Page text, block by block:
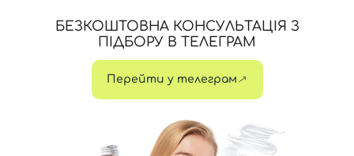
БЕЗКОШТОВНА КОНСУЛЬТАЦІЯ З
ПІДБОРУ В ТЕЛЕГРАМ
Перейти у телеграм